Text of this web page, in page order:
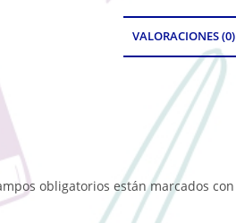
VALORACIONES (0)
obligatorios están marcados con